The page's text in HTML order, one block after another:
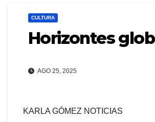
CULTURA
Horizontes
AGO 25, 2025
KARLA GÓMEZ NOTICIAS